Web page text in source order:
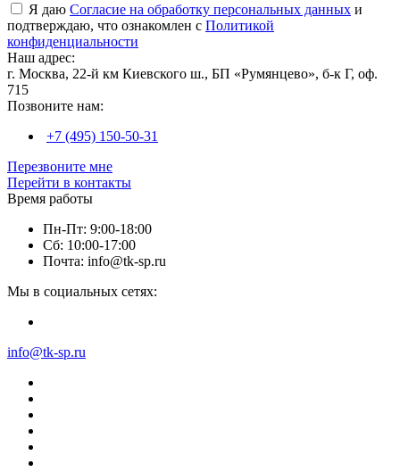
Я даю Согласие на обработку персональных данных и
подтверждаю, что ознакомлен с Политикой
конфиденциальности
Наш адрес:
г. Москва, 22-й км Киевского ш., БП «Румянцево», б-к Г, оф.
715
Позвоните нам:
+7 (495) 150-50-31
Перезвоните мне
Перейти в контакты
Время работы
Пн-Пт: 9:00-18:00
Сб: 10:00-17:00
Почта: info@tk-sp.ru
Мы в социальных сетях:
info@tk-sp.ru